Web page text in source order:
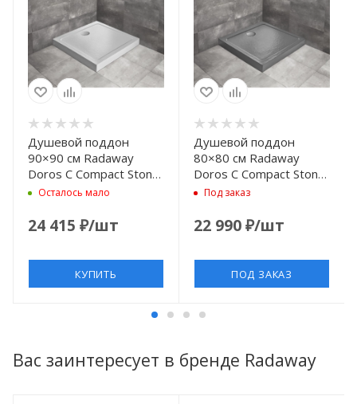
Душевой поддон
90×90 см Radaway
Doros C Compact Stone
White SDRC9090-05-
Осталось мало
24 415 ₽/шт
КУПИТЬ
Душевой поддон
80×80 см Radaway
Doros C Compact Stone
Anthracite SDRC8080-
Под заказ
22 990₽/шт
ПОД ЗАКАЗ
Вас заинтересует в бренде Radaway